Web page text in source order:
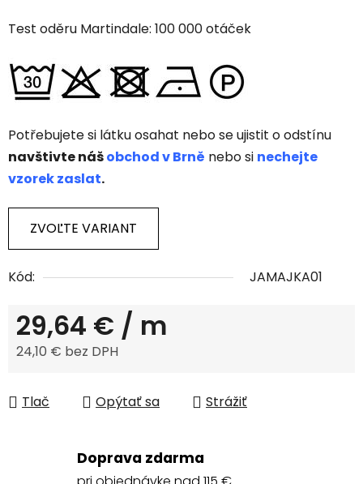
Test oděru Martindale: 100 000 otáček
Potřebujete si látku osahat nebo se ujistit o odstínu
navštivte nášobchod v Brně nebo si nechejte
vzorek zaslat.
ZVOĽTE VARIANT
Kód: JAMAJKA01
29,64 € / m
24,10 € bez DPH
Tlač
Opýtať sa Strážiť
Doprava zdarma